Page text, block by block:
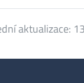
aktualizace: